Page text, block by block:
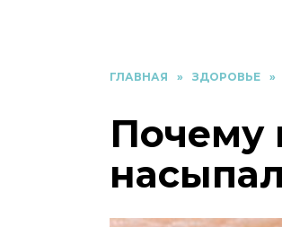
ГЛАВНАЯ » ЗДОРОВЬЕ »
Почему